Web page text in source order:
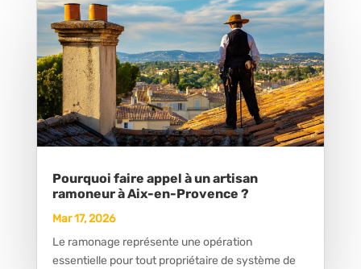
Pourquoi faire appel à un artisan
ramoneur à Aix-en-Provence ?
Mar 17, 2026
Le ramonage représente une opération
essentielle pour tout propriétaire de système de